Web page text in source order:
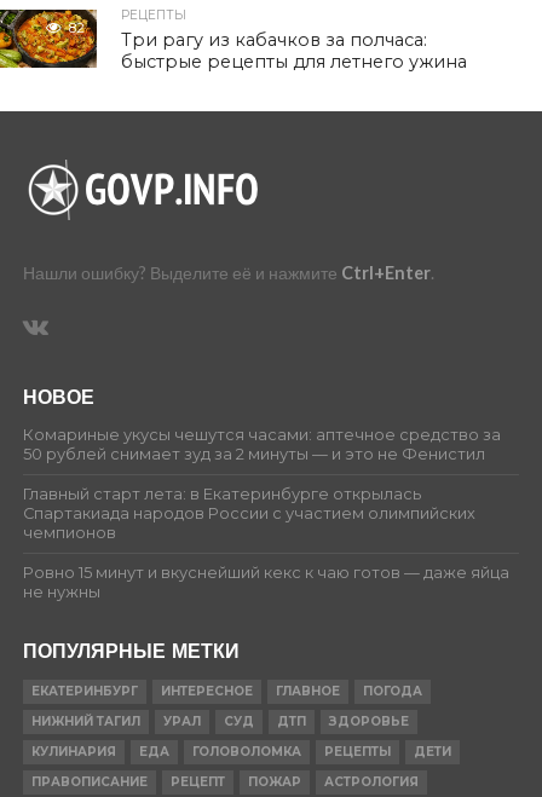
82
РЕЦЕПТЫ
Три рагу из кабачков за полчаса:
быстрые рецепты для летнего ужина
Нашли ошибку? Выделите её и нажмите Ctrl+Enter.
НОВОЕ
Комариные укусы чешутся часами: аптечное средство за
50 рублей снимает зуд за 2 минуты — и это не Фенистил
Главный старт лета: в Екатеринбурге открылась
Спартакиада народов России с участием олимпийских
чемпионов
Ровно 15 минут и вкуснейший кекс к чаю готов — даже яйца
не нужны
ПОПУЛЯРНЫЕ МЕТКИ
ЕКАТЕРИНБУРГ ИНТЕРЕСНОЕ ГЛАВНОЕ
ПОГОДА
НИЖНИЙ ТАГИЛ
УРАЛ СУД ДТП
ЗДОРОВЬЕ
КУЛИНАРИЯ
ЕДА ГОЛОВОЛОМКА РЕЦЕПТЫ
ДЕТИ
ПРАВОПИСАНИЕ
РЕЦЕПТ ПОЖАР АСТРОЛОГИЯ